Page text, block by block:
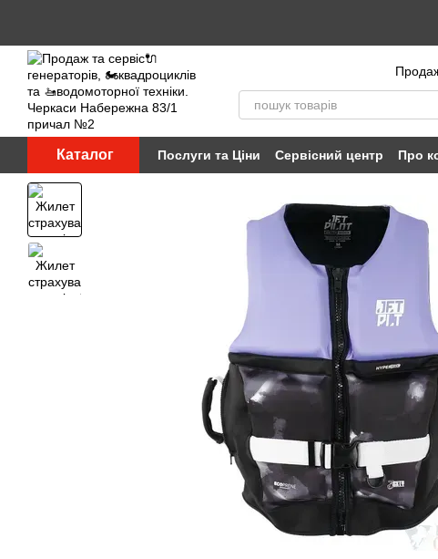
Каталог Послуги та Ціни Сервісний центр Про